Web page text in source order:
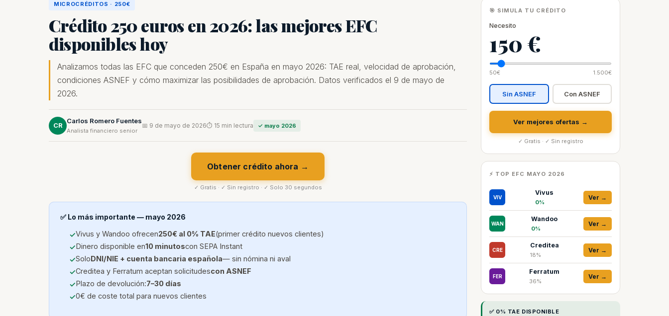
MICROCRÉDITOS · 250€
Crédito 250 euros en 2026: las mejores EFC
disponibles hoy
Analizamos todas las EFC que conceden 250€ en España en mayo 2026: TAE real, velocidad de aprobación,
condiciones ASNEF y cómo maximizar las posibilidades de aprobación. Datos verificados el 9 de mayo de
2026.
CR
Carlos Romero Fuentes
Analista financiero senior
📅 9 de mayo de 2026⏱ 15 min lectura ✓ mayo 2026
Obtener crédito ahora →
✓ Gratis · ✓ Sin registro · ✓ Solo 30 segundos
✅ Lo más importante — mayo 2026
Vivus y Wandoo ofrecen250€ al 0% TAE(primer crédito nuevos clientes)
Dinero disponible en10 minutoscon SEPA Instant
SoloDNI/NIE + cuenta bancaria española— sin nómina ni aval
Creditea y Ferratum aceptan solicitudescon ASNEF
Plazo de devolución:7–30 días
0€ de coste total para nuevos clientes
🎯 SIMULA TU CRÉDITO
Necesito
150 €
50€ 1.500€
Sin ASNEF Con ASNEF
Ver mejores ofertas →
✓ Gratis · ✓ Sin registro
⚡ TOP EFC MAYO 2026
VIV
Vivus
0%
Ver →
WAN
Wandoo
0%
Ver →
CRE
Creditea
18%
Ver →
FER
Ferratum
36%
Ver →
✅ 0% TAE DISPONIBLE